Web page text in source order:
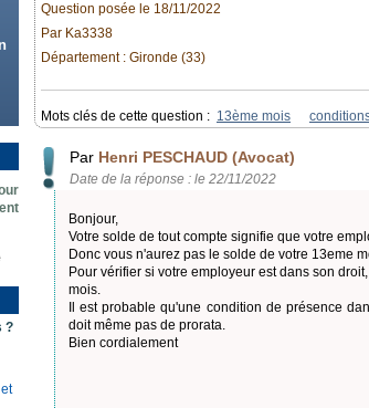
?
Question posée le 18/11/2022
Par Ka3338
Département : Gironde (33)
Mots clés de cette question : 13ème mois
Par Henri PESCHAUD (Avocat)
Date de la réponse : le 22/11/2022
Bonjour,
Votre solde de tout compte signifie que votre
Donc vous n'aurez pas le solde de votre 13eme
Pour vérifier si votre employeur est dans son
mois.
Il est probable qu'une condition de présence
doit même pas de prorata.
Bien cordialement